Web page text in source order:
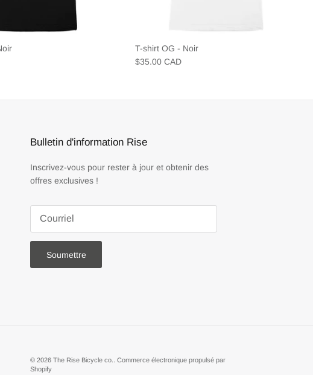
T-shirt OG - Noir
$35.00 CAD
Bulletin d'information Rise
Inscrivez-vous pour rester à jour et obtenir des
offres exclusives !
Soumettre
© 2026 The Rise Bicycle co.. Commerce électronique propulsé par
Shopify